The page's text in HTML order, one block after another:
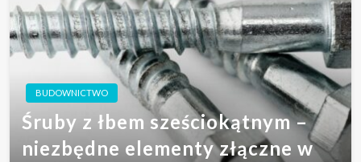
BUDOWNICTWO
Śruby z łbem sześciokątnym –
niezbędne elementy złączne w